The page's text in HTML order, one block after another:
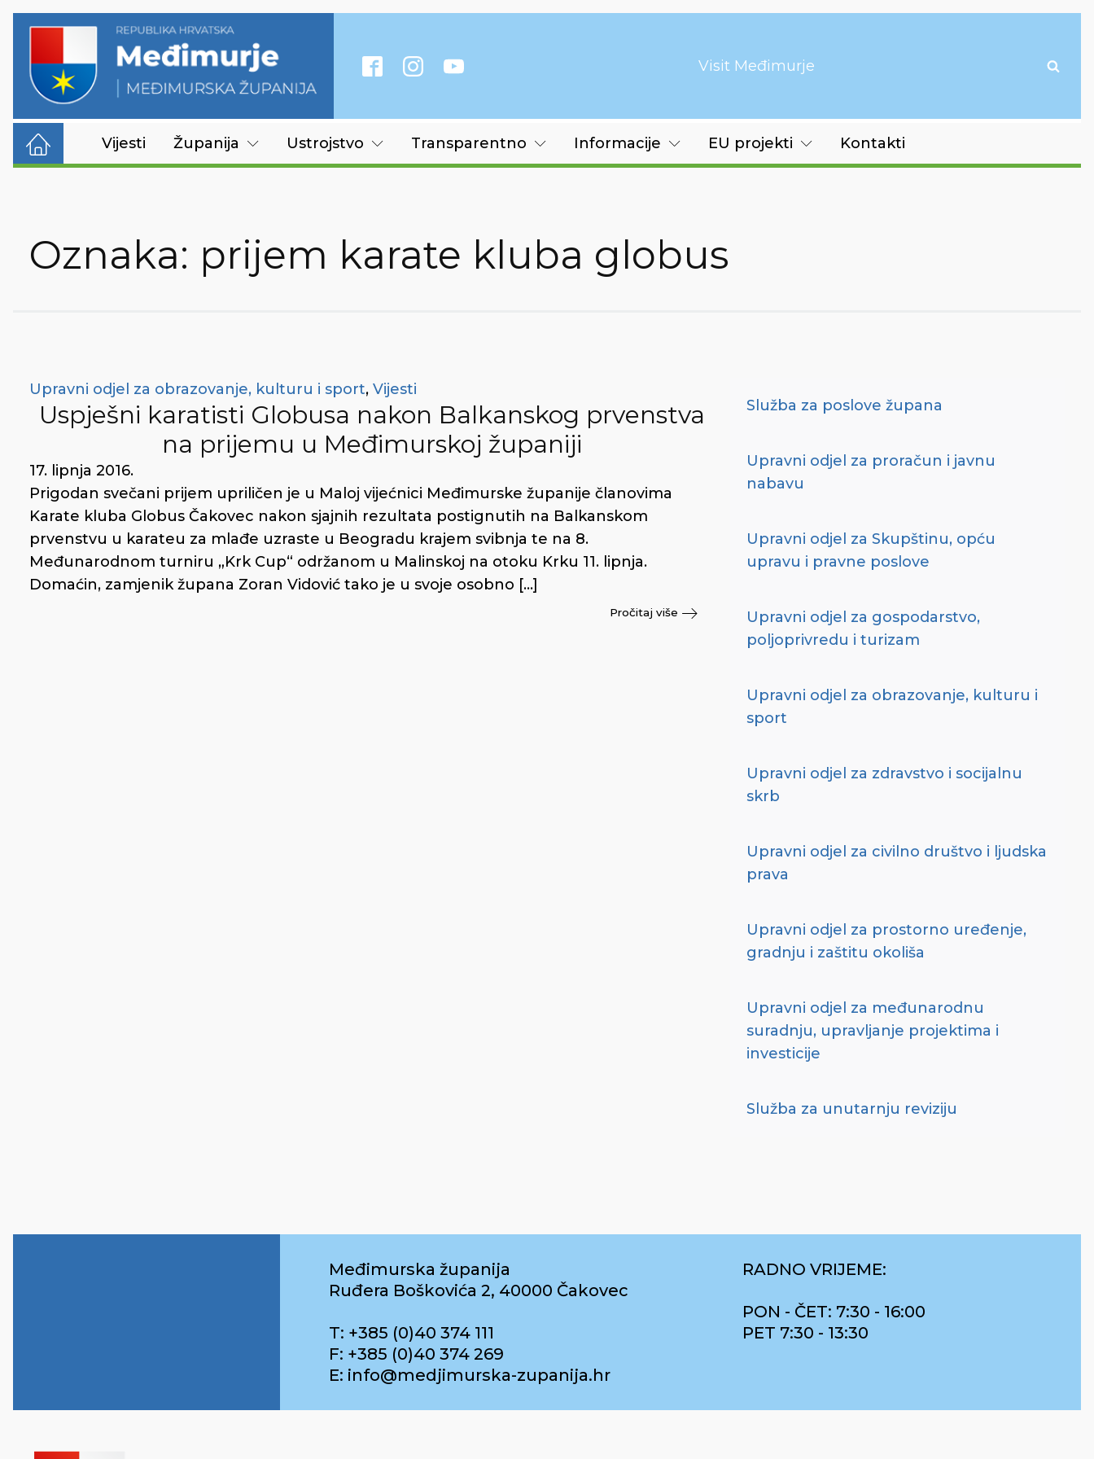
Visit Međimurje
Vijesti Županija Ustrojstvo Transparentno Informacije EU projekti Kontakti
Oznaka: prijem karate kluba globus
Upravni odjel za obrazovanje, kulturu i sport, Vijesti
Uspješni karatisti Globusa nakon Balkanskog prvenstva
na prijemu u Međimurskoj županiji
17. lipnja 2016.
Prigodan svečani prijem upriličen je u Maloj vijećnici Međimurske županije članovima
Karate kluba Globus Čakovec nakon sjajnih rezultata postignutih na Balkanskom
prvenstvu u karateu za mlađe uzraste u Beogradu krajem svibnja te na 8.
Međunarodnom turniru „Krk Cup“ održanom u Malinskoj na otoku Krku 11. lipnja.
Domaćin, zamjenik župana Zoran Vidović tako je u svoje osobno […]
Pročitaj više
Služba za poslove župana
Upravni odjel za proračun i javnu
nabavu
Upravni odjel za Skupštinu, opću
upravu i pravne poslove
Upravni odjel za gospodarstvo,
poljoprivredu i turizam
Upravni odjel za obrazovanje, kulturu i
sport
Upravni odjel za zdravstvo i socijalnu
skrb
Upravni odjel za civilno društvo i ljudska
prava
Upravni odjel za prostorno uređenje,
gradnju i zaštitu okoliša
Upravni odjel za međunarodnu
suradnju, upravljanje projektima i
investicije
Služba za unutarnju reviziju
Međimurska županija
Ruđera Boškovića 2, 40000 Čakovec
T: +385 (0)40 374 111
F: +385 (0)40 374 269
E: info@medjimurska-zupanija.hr
RADNO VRIJEME:
PON - ČET: 7:30 - 16:00
PET 7:30 - 13:30